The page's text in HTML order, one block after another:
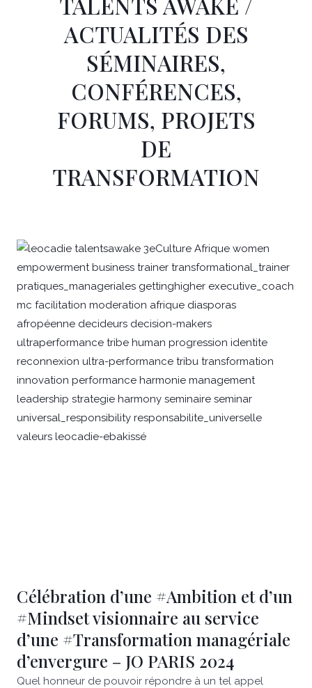
ACTUALITÉS DES
SÉMINAIRES,
CONFÉRENCES,
FORUMS, PROJETS
DE
TRANSFORMATION
Célébration d’une #Ambition et d’un
#Mindset visionnaire au service
d’une #Transformation managériale
d’envergure – JO PARIS 2024
Quel honneur de pouvoir répondre à un tel appel
PagePage